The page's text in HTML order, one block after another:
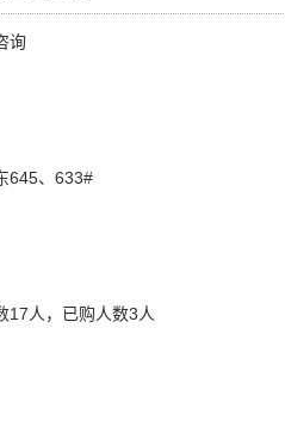
询
645、633#
17人，已购人数3人